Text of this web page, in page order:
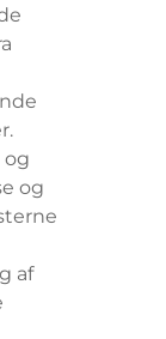
og
og
af